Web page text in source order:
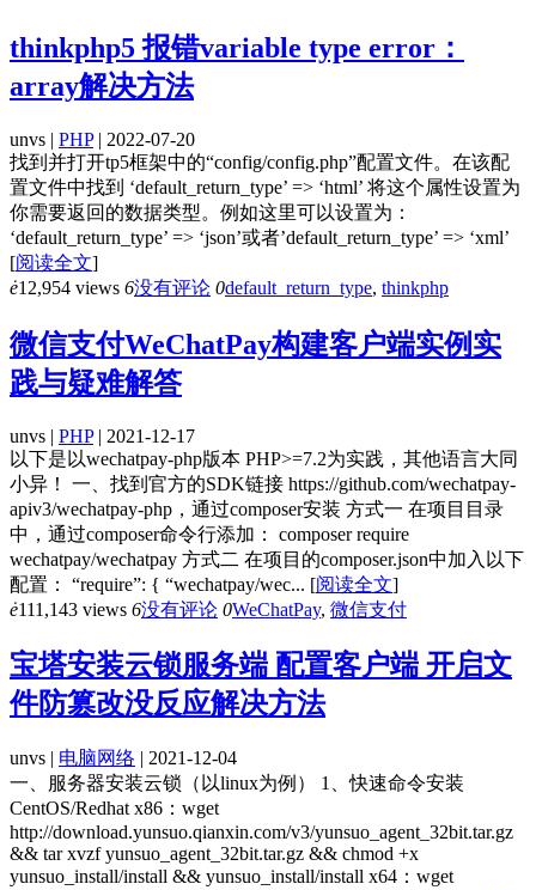
thinkphp5 报错variable type error：
array解决方法
unvs | PHP| 2022-07-20
找到并打开tp5框架中的“config/config.php”配置文件。在该配
置文件中找到 ‘default_return_type’ => ‘html’ 将这个属性设置为
你需要返回的数据类型。例如这里可以设置为：
‘default_return_type’ => ‘json’或者’default_return_type’ => ‘xml’
[阅读全文]
ė12,954 views 6没有评论 0default_return_type, thinkphp
微信支付WeChatPay构建客户端实例实
践与疑难解答
unvs | PHP| 2021-12-17
以下是以wechatpay-php版本 PHP>=7.2为实践，其他语言大同
小异！ 一、找到官方的SDK链接 https://github.com/wechatpay-
apiv3/wechatpay-php，通过composer安装 方式一 在项目目录
中，通过composer命令行添加： composer require
wechatpay/wechatpay 方式二 在项目的composer.json中加入以下
配置： “require”: { “wechatpay/wec... [阅读全文]
ė111,143 views 6没有评论 0WeChatPay, 微信支付
宝塔安装云锁服务端 配置客户端 开启文
件防篡改没反应解决方法
unvs | 电脑网络 | 2021-12-04
一、服务器安装云锁（以linux为例） 1、快速命令安装
CentOS/Redhat x86：wget
http://download.yunsuo.qianxin.com/v3/yunsuo_agent_32bit.tar.gz
&& tar xvzf yunsuo_agent_32bit.tar.gz && chmod +x
yunsuo_install/install && yunsuo_install/install x64：wget